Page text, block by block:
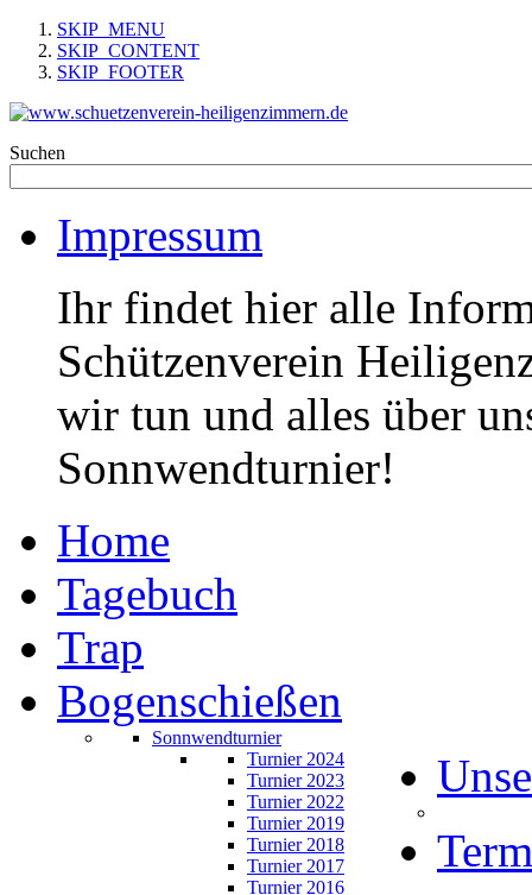
SKIP_MENU
SKIP_CONTENT
SKIP_FOOTER
Suchen
Impressum
Ihr findet hier alle
Schützenverein
wir tun und alles über
Sonnwendturnier!
Home
Tagebuch
Trap
Bogenschießen
Sonnwendturnier
Turnier 2024
Turnier 2023
Turnier 2022
Turnier 2019
Turnier 2018
Turnier 2017
Turnier 2016